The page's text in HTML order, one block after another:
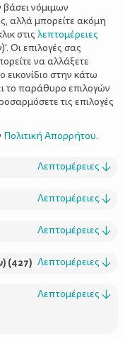
νόμιμων
αλλά μπορείτε ακόμη
στις λεπτομέρειες
Οι επιλογές σας
να αλλάξετε
στην κάτω
το παράθυρο επιλογών
τις επιλογές
Πολιτική Απορρήτου.
Λεπτομέρειες ↓
Λεπτομέρειες ↓
Λεπτομέρειες ↓
(427) Λεπτομέρειες ↓
Λεπτομέρειες ↓